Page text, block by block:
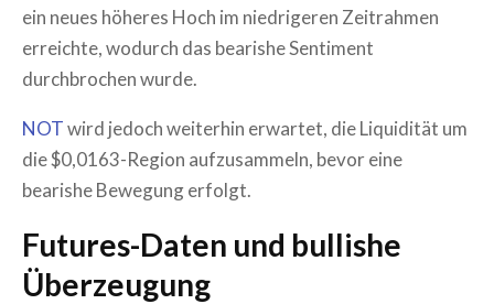
ein neues höheres Hoch im niedrigeren Zeitrahmen
erreichte, wodurch das bearishe Sentiment
durchbrochen wurde.
NOTwird jedoch weiterhin erwartet, die Liquidität um
die $0,0163-Region aufzusammeln, bevor eine
bearishe Bewegung erfolgt.
Futures-Daten und bullishe
Überzeugung